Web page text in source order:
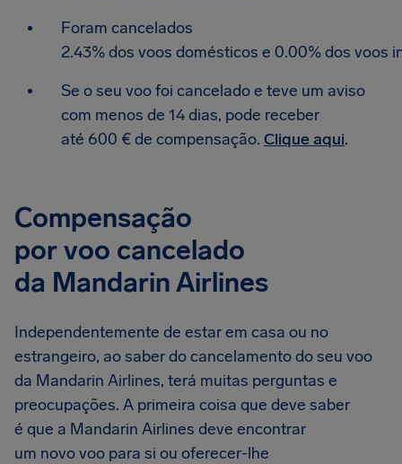
Foram cancelados
2.43% dos voos domésticos e 0.00% dos voos
Se o seu voo foi cancelado e teve um aviso
com menos de 14 dias, pode receber
até 600 € de compensação. Clique aqui.
Compensação
por voo cancelado
da Mandarin Airlines
Independentemente de estar em casa ou no
estrangeiro, ao saber do cancelamento do seu voo
da Mandarin Airlines, terá muitas perguntas e
preocupações. A primeira coisa que deve saber
é que a Mandarin Airlines deve encontrar
um novo voo para si ou oferecer-lhe